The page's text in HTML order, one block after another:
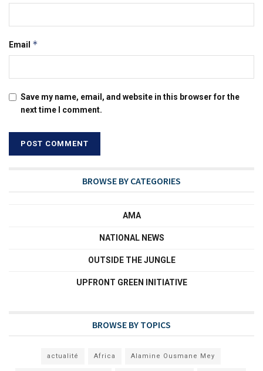
Email *
Save my name, email, and website in this browser for the
next time I comment.
BROWSE BY CATEGORIES
AMA
NATIONAL NEWS
OUTSIDE THE JUNGLE
UPFRONT GREEN INITIATIVE
BROWSE BY TOPICS
actualité Africa Alamine Ousmane Mey